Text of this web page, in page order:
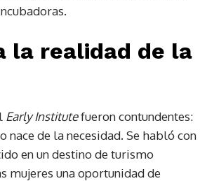
la realidad de la
Early Institutefueron contundentes:
de la necesidad. Se habló con
en un destino de turismo
mujeres una oportunidad de